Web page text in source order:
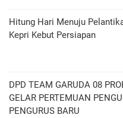
Hitung Hari Menuju
Kepri Kebut Persiapan
DPD TEAM GARUDA 08
GELAR PERTEMUAN
PENGURUS BARU